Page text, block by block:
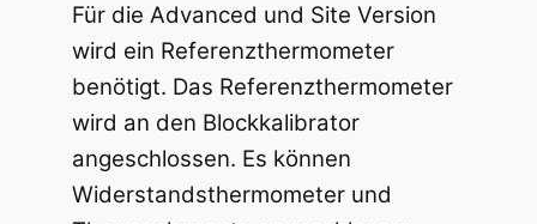
Für die Advanced und Site Version
wird ein Referenzthermometer
benötigt. Das Referenzthermometer
wird an den Blockkalibrator
angeschlossen. Es können
Widerstandsthermometer und